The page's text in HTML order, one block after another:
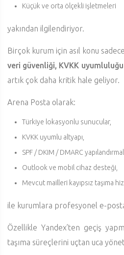
Küçük ve orta ölçekli işletmeleri
yakından ilgilendiriyor.
Birçok kurum için asıl konu
veri güvenliği, KVKK
artık çok daha kritik hale geliyor.
Arena Posta olarak:
Türkiye lokasyonlu sunucular,
KVKK uyumlu altyapı,
SPF / DKIM / DMARC
Outlook ve mobil cihaz desteği,
Mevcut mailleri kayıpsız taşıma
ile kurumlara profesyonel e-
Özellikle Yandex’ten geçiş
taşıma süreçlerini uçtan uca